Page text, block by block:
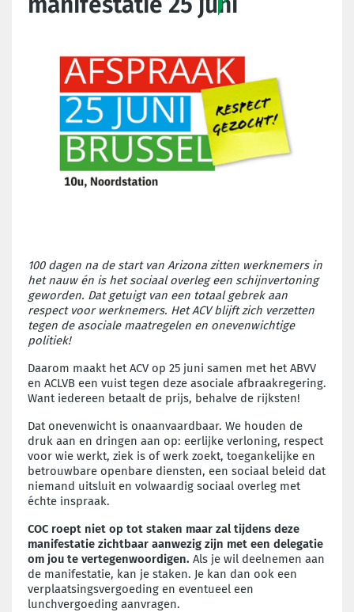
100 dagen na de start van Arizona zitten werknemers in
het nauw én is het sociaal overleg een schijnvertoning
geworden. Dat getuigt van een totaal gebrek aan
respect voor werknemers. Het ACV blijft zich verzetten
tegen de asociale maatregelen en onevenwichtige
politiek!
Daarom maakt het ACV op 25 juni samen met het ABVV
en ACLVB een vuist tegen deze asociale afbraakregering.
Want iedereen betaalt de prijs, behalve de rijksten!
Dat onevenwicht is onaanvaardbaar. We houden de
druk aan en dringen aan op: eerlijke verloning, respect
voor wie werkt, ziek is of werk zoekt, toegankelijke en
betrouwbare openbare diensten, een sociaal beleid dat
niemand uitsluit en volwaardig sociaal overleg met
échte inspraak.
COC roept niet op tot staken maar zal tijdens deze
manifestatie zichtbaar aanwezig zijn met een delegatie
om jou te vertegenwoordigen. Als je wil deelnemen aan
de manifestatie, kan je staken. Je kan dan ook een
verplaatsingsvergoeding en eventueel een
lunchvergoeding aanvragen.